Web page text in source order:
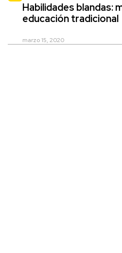
Habilidades blandas:
educación tradicional
marzo 15, 2020